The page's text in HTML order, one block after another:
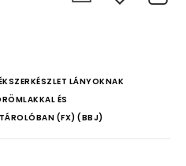
LÁNYOKNAK
ÉS
(FX) (BBJ)